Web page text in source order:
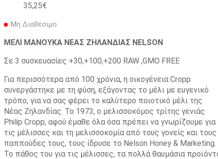
35,25€
Μη Διαθέσιμο
ΜΕΛΙ ΜΑΝΟΥΚΑ ΝΕΑΣ ΖΗΛΑΝΔΙΑΣ NELSON
Σε 3 συσκευασίες +30,+100,+200 RAW ,GMO FREE
Για περισσότερα από 100 χρόνια, η οικογένεια Cropp
συνεργάστηκε με τη φύση, εξάγοντας το μέλι με ευγενικό
τρόπο, για να σας φέρει το καλύτερο ποιοτικό μέλι της
Νέας Ζηλανδίας. Το 1973, ο μελισσοκόμος τρίτης γενιάς
Philip Cropp, αφού έμαθε όλα όσα πρέπει να γνωρίζουμε για
τις μέλισσες και τη μελισσοκομία από τους γονείς και τους
παππούδες τους, τους ίδρυσε το Nelson Honey & Marketing.
Το πάθος του για τις μέλισσες, τα πολλά θαυμάσια